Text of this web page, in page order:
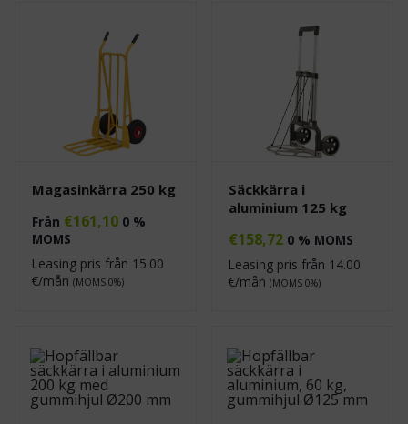
Magasinkärra 250 kg
Från €161,10 0 %
MOMS
Leasing pris från 15.00
€/mån (MOMS 0%)
Säckkärra i
aluminium 125 kg
€158,72 0 % MOMS
Leasing pris från 14.00
€/mån (MOMS 0%)